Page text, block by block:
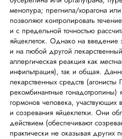
менопура; прегнила/хорагона
позволяют контролировать
и с предельной точностью
яйцеклеток. Однако на введение
и на любой другой
аллергическая реакция как
инфильтрация), так и общая.
лекарственных средств
рекомбинантные гонадотропины)
гормонов человека, участвующих
и созревания яйцеклетки. Они
действием (обеспечивают
практически не оказывая других